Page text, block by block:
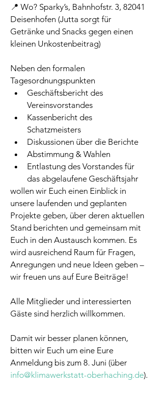
📍 Wo? Sparky’s, Bahnhofstr. 3, 82041
Deisenhofen (Jutta sorgt für
Getränke und Snacks gegen einen
kleinen Unkostenbeitrag)
Neben den formalen
Tagesordnungspunkten
Geschäftsbericht des
Vereinsvorstandes
Kassenbericht des
Schatzmeisters
Diskussionen über die Berichte
Abstimmung & Wahlen
Entlastung des Vorstandes für
das abgelaufene Geschäftsjahr
wollen wir Euch einen Einblick in
unsere laufenden und geplanten
Projekte geben, über deren aktuellen
Stand berichten und gemeinsam mit
Euch in den Austausch kommen. Es
wird ausreichend Raum für Fragen,
Anregungen und neue Ideen geben –
wir freuen uns auf Eure Beiträge!
Alle Mitglieder und interessierten
Gäste sind herzlich willkommen.
Damit wir besser planen können,
bitten wir Euch um eine Eure
Anmeldung bis zum 8. Juni (über
info@klimawerkstatt-oberhaching.de).